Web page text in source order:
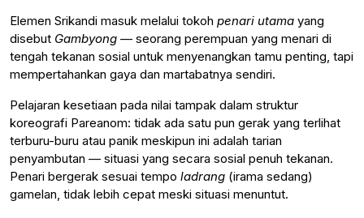
Elemen Srikandi masuk melalui tokoh penari utama yang
disebut Gambyong — seorang perempuan yang menari di
tengah tekanan sosial untuk menyenangkan tamu penting, tapi
mempertahankan gaya dan martabatnya sendiri.
Pelajaran kesetiaan pada nilai tampak dalam struktur
koreografi Pareanom: tidak ada satu pun gerak yang terlihat
terburu-buru atau panik meskipun ini adalah tarian
penyambutan — situasi yang secara sosial penuh tekanan.
Penari bergerak sesuai tempo ladrang (irama sedang)
gamelan, tidak lebih cepat meski situasi menuntut.